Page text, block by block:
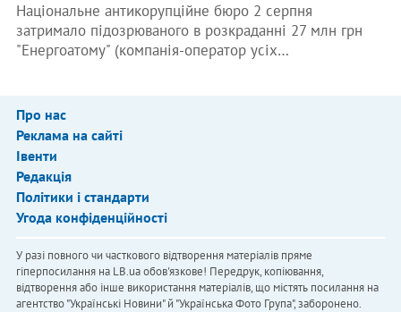
Національне антикорупційне бюро 2 серпня
затримало підозрюваного в розкраданні 27 млн грн
"Енергоатому" (компанія-оператор усіх…
Про нас
Реклама на сайті
Івенти
Редакція
Політики і стандарти
Угода конфіденційності
У разі повного чи часткового відтворення матеріалів пряме
гіперпосилання на LB.ua обов'язкове! Передрук, копіювання,
відтворення або інше використання матеріалів, що містять посилання на
агентство "Українськi Новини" й "Українська Фото Група", заборонено.